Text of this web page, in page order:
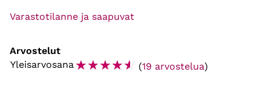
Varastotilanne ja saapuvat
Arvostelut
Yleisarvosana ☆☆☆☆☆ (19 arvostelua)